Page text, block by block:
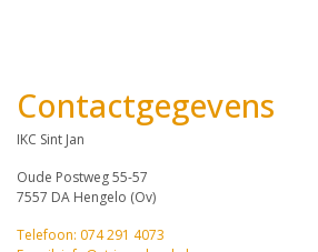
Contactgegevens
IKC Sint Jan
Oude Postweg 55-57
7557 DA Hengelo (Ov)
Telefoon: 074 291 4073